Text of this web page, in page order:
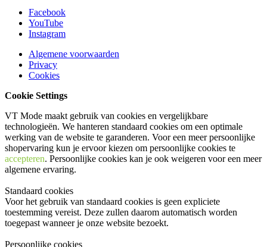
Facebook
YouTube
Instagram
Algemene voorwaarden
Privacy
Cookies
Cookie Settings
VT Mode maakt gebruik van cookies en vergelijkbare
technologieën. We hanteren standaard cookies om een optimale
werking van de website te garanderen. Voor een meer persoonlijke
shopervaring kun je ervoor kiezen om persoonlijke cookies te
accepteren. Persoonlijke cookies kan je ook weigeren voor een meer
algemene ervaring.
Standaard cookies
Voor het gebruik van standaard cookies is geen expliciete
toestemming vereist. Deze zullen daarom automatisch worden
toegepast wanneer je onze website bezoekt.
Persoonlijke cookies